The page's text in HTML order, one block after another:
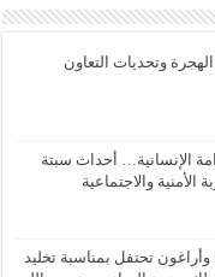
وتحديات التعاون
الإنسانية… أحداث سبتة
والاجتماعية
وأراغون تحتفل بمناسبة تخليد